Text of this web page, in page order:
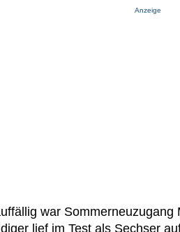
Anzeige
war
lief im Test als Sechser